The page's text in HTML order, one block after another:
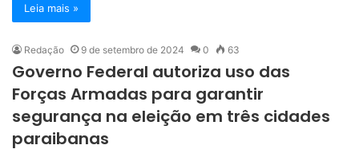
Leia mais »
Redação 9 de setembro de 2024 0 63
Governo Federal autoriza uso das
Forças Armadas para garantir
segurança na eleição em três cidades
paraibanas